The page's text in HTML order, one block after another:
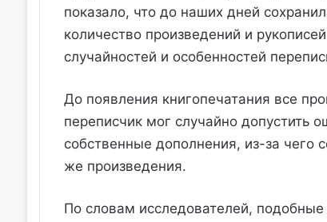
показало, что до наших дней
количество произведений и
случайностей и особенностей
До появления книгопечатания все
переписчик мог случайно допустить
собственные дополнения, из-за чего
же произведения.
По словам исследователей,